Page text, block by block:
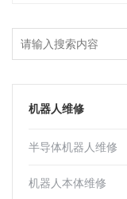
机器人维修
半导体机器人维修
机器人本体维修